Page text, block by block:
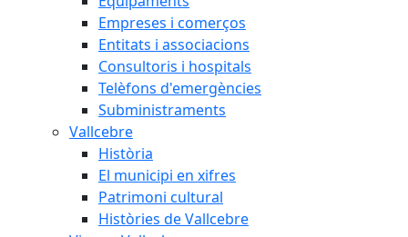
Empreses i comerços
Entitats i associacions
Consultoris i hospitals
Telèfons d'emergències
Subministraments
Vallcebre
Història
El municipi en xifres
Patrimoni cultural
Històries de Vallcebre